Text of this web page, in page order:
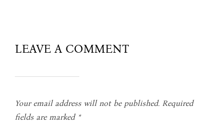
LEAVE A COMMENT
Your email address will not be published. Required
fields are marked *